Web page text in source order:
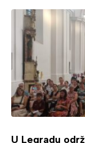
U Legradu